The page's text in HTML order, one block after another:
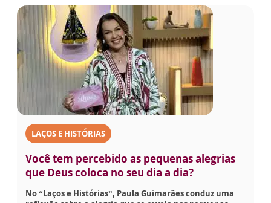
LAÇOS E HISTÓRIAS
Você tem percebido as pequenas alegrias
que Deus coloca no seu dia a dia?
No “Laços e Histórias”, Paula Guimarães conduz uma